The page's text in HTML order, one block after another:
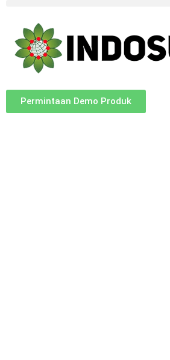
Permintaan Demo Produk